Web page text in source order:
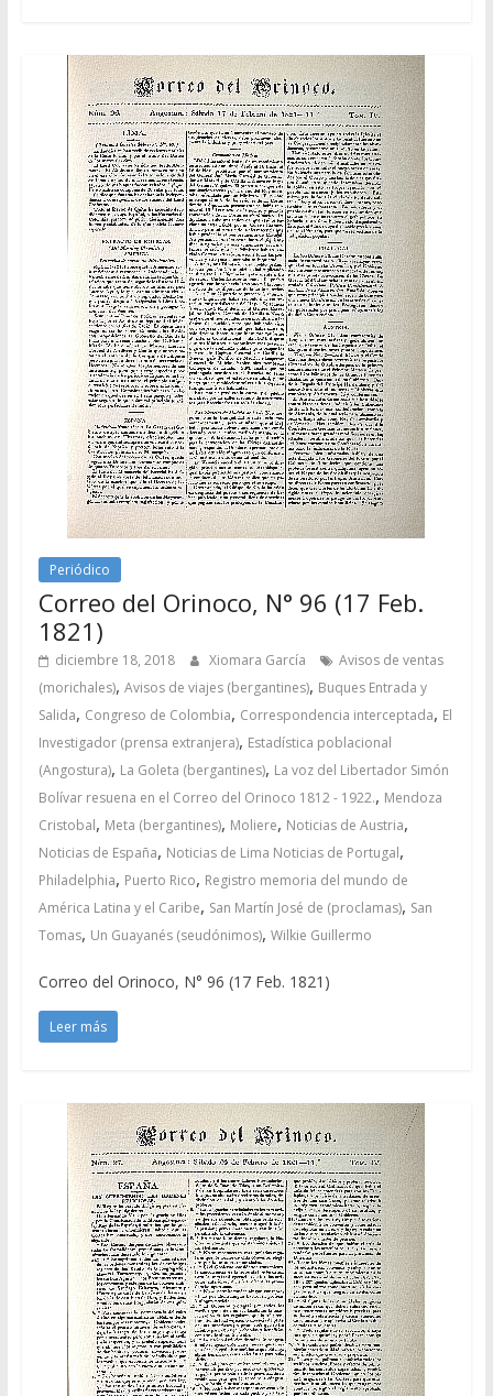
Periódico
Correo del Orinoco, N° 96 (17 Feb.
1821)
diciembre 18, 2018 Xiomara García
Avisos de ventas
(morichales), Avisos de viajes (bergantines), Buques Entrada y
Salida, Congreso de Colombia, Correspondencia interceptada, El
Investigador (prensa extranjera), Estadística poblacional
(Angostura), La Goleta (bergantines), La voz del Libertador Simón
Bolívar resuena en el Correo del Orinoco 1812 - 1922., Mendoza
Cristobal, Meta (bergantines), Moliere, Noticias de Austria,
Noticias de España, Noticias de Lima Noticias de Portugal,
Philadelphia, Puerto Rico, Registro memoria del mundo de
América Latina y el Caribe, San Martín José de (proclamas), San
Tomas, Un Guayanés (seudónimos), Wilkie Guillermo
Correo del Orinoco, N° 96 (17 Feb. 1821)
Leer más